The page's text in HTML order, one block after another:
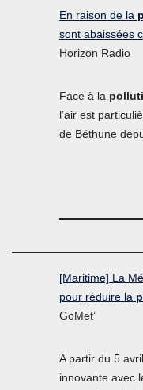
En raison de la
sont abaissées
Horizon Radio
Face à la
l’air est
de Béthune
[Maritime] La
pour réduire la
GoMet’
A partir du 5
innovante avec